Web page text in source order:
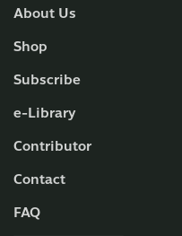
About Us
Shop
Subscribe
e-Library
Contributor
Contact
FAQ